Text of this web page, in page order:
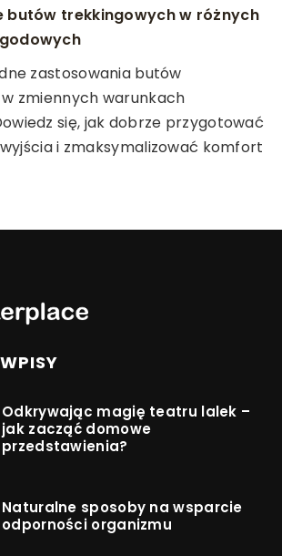
t-shirty na każdą okazję?
będzie pasował na każdą
się, jak dobrać odpowiedni fason,
aby czuć się komfortowo i stylowo
przestrzeni dla
elementy i praktyczne
stworzyć bezpieczne środowisko
Odkryj kluczowe elementy i
aby zapewnić komfort i
malucha.
butów trekkingowych w różnych
zastosowania butów
zmiennych warunkach
się, jak dobrze przygotować
i zmaksymalizować komfort
Odkrywając magię teatru lalek –
jak zacząć domowe
przedstawienia?
Naturalne sposoby na wsparcie
odporności organizmu